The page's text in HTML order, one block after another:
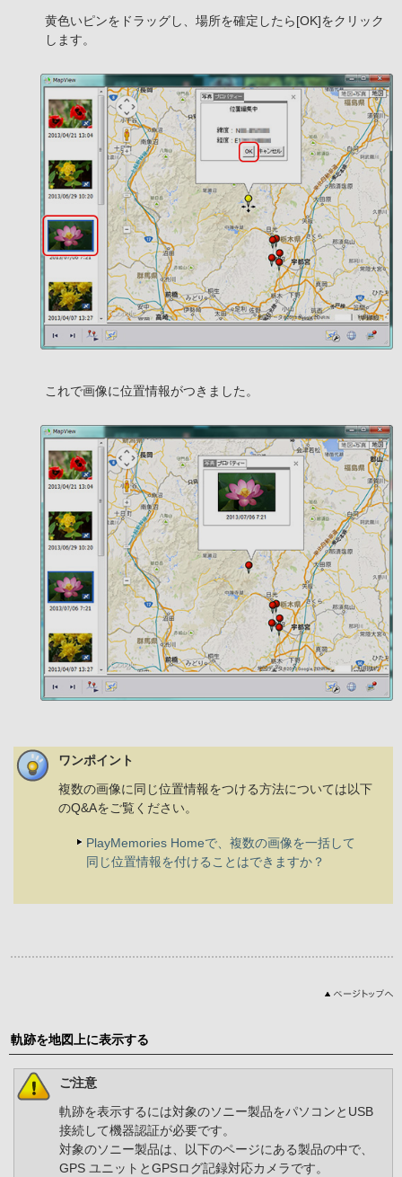
黄色いピンをドラッグし、場所を確定したら[OK]をクリック
します。
これで画像に位置情報がつきました。
ワンポイント
複数の画像に同じ位置情報をつける方法については以下
のQ&Aをご覧ください。
PlayMemories Homeで、複数の画像を一括して
同じ位置情報を付けることはできますか？
軌跡を地図上に表示する
ご注意
軌跡を表示するには対象のソニー製品をパソコンとUSB
接続して機器認証が必要です。
対象のソニー製品は、以下のページにある製品の中で、
GPS ユニットとGPSログ記録対応カメラです。